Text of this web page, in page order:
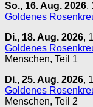
So., 16. Aug. 2026,
Goldenes
Di., 18. Aug. 2026,
Goldenes
Menschen, Teil 1
Di., 25. Aug. 2026,
Goldenes
Menschen, Teil 2